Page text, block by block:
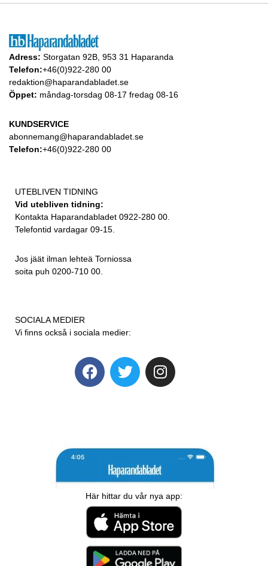
Adress: Storgatan 92B, 953 31 Haparanda
Telefon:+46(0)922-280 00
redaktion@haparandabladet.se
Öppet: måndag-torsdag 08-17 fredag 08-16
KUNDSERVICE
abonnemang@haparandabladet.se
Telefon:+46(0)922-280 00
UTEBLIVEN TIDNING
Vid utebliven tidning:
Kontakta Haparandabladet 0922-280 00.
Telefontid vardagar 09-15.
Jos jäät ilman lehteä Torniossa
soita puh 0200-710 00.
SOCIALA MEDIER
Vi finns också i sociala medier:
Här hittar du vår nya app: